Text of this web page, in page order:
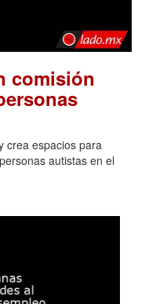
comisión
crea espacios para
autistas en el